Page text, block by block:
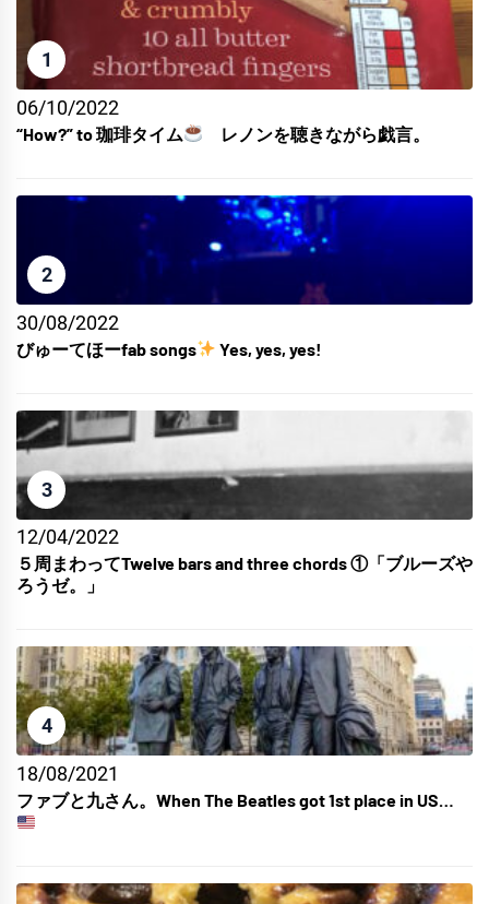
1
06/10/2022
“How?” to 珈琲タイム レノンを聴きながら戯言。
2
30/08/2022
びゅーてほーfab songs Yes, yes, yes!
3
12/04/2022
５周まわってTwelve bars and three chords ①「ブルーズや
ろうゼ。」
4
18/08/2021
ファブと九さん。When The Beatles got 1st place in US…